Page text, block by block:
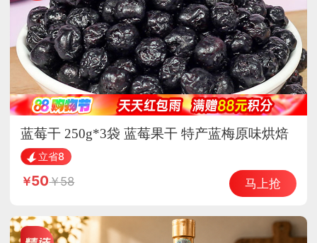
蓝莓干 250g*3袋 蓝莓果干 特产蓝梅原味烘焙
立省8
50 58 马上抢